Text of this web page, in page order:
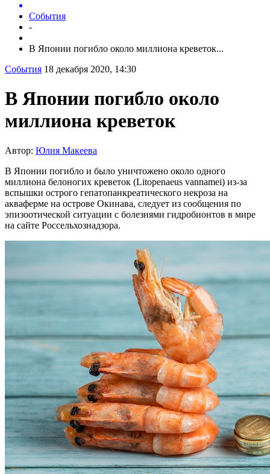
События
-
В Японии погибло около миллиона креветок...
События 18 декабря 2020, 14:30
В Японии погибло около
миллиона креветок
Автор: Юлия Макеева
В Японии погибло и было уничтожено около одного
миллиона белоногих креветок (Litopenaeus vannamei) из-за
вспышки острого гепатопанкреатического некроза на
акваферме на острове Окинава, следует из сообщения по
эпизоотической ситуации с болезнями гидробионтов в мире
на сайте Россельхознадзора.